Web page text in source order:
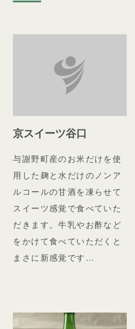
京スイーツ谷口
与謝野町産のお米だけを使
用した麹と水だけのノンア
ルコールの甘酒を凍らせて
スイーツ感覚で食べていた
だきます。牛乳やお酢など
をかけて食べていただくと
まさに新感覚です…